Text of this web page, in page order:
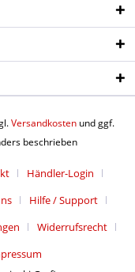
Versandkosten und ggf.
beschrieben
Händler-Login
Hilfe / Support
Widerrufsrecht